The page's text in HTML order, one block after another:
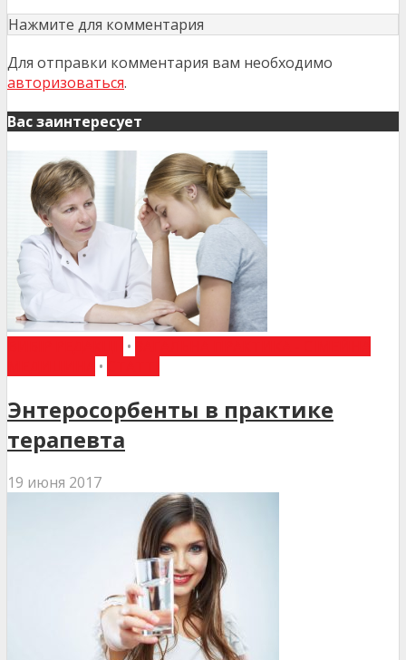
Нажмите для комментария
Для отправки комментария вам необходимо
авторизоваться.
Вас заинтересует
•
•
Энтеросорбенты в практике
терапевта
19 июня 2017